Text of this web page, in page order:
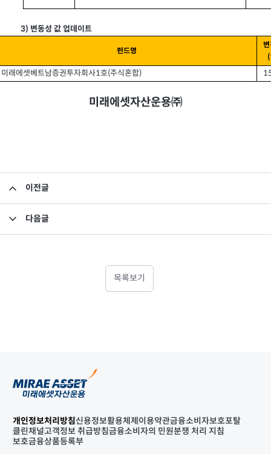
3) 변동성 값 업데이트
펀드명
미래에셋베트남증권투자회사1호(주식혼합)
미래에셋자산운용㈜
이전글
다음글
목록보기
개인정보처리방침신용정보활용체제 이용약관금융소비자보호포탈
클린채널고객정보 취급방침금융소비자의 민원분쟁 처리 지침
보호금융상품등록부